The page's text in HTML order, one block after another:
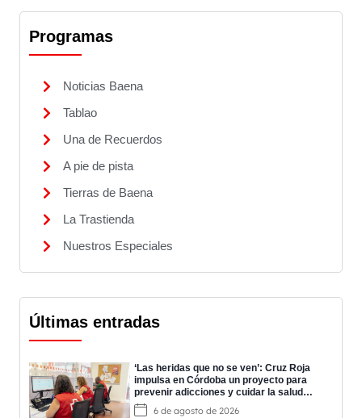
Programas
Noticias Baena
Tablao
Una de Recuerdos
A pie de pista
Tierras de Baena
La Trastienda
Nuestros Especiales
Últimas entradas
‘Las heridas que no se ven’: Cruz Roja
impulsa en Córdoba un proyecto para
prevenir adicciones y cuidar la salud
mental
6 de agosto de 2026